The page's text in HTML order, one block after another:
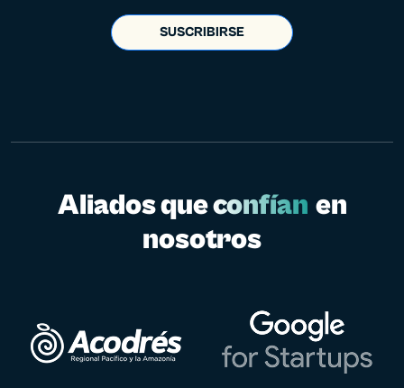
SUSCRIBIRSE
Aliados queconfían en
nosotros